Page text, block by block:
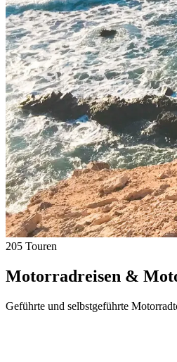
205 Touren
Motorradreisen &
Geführte und selbstgeführte